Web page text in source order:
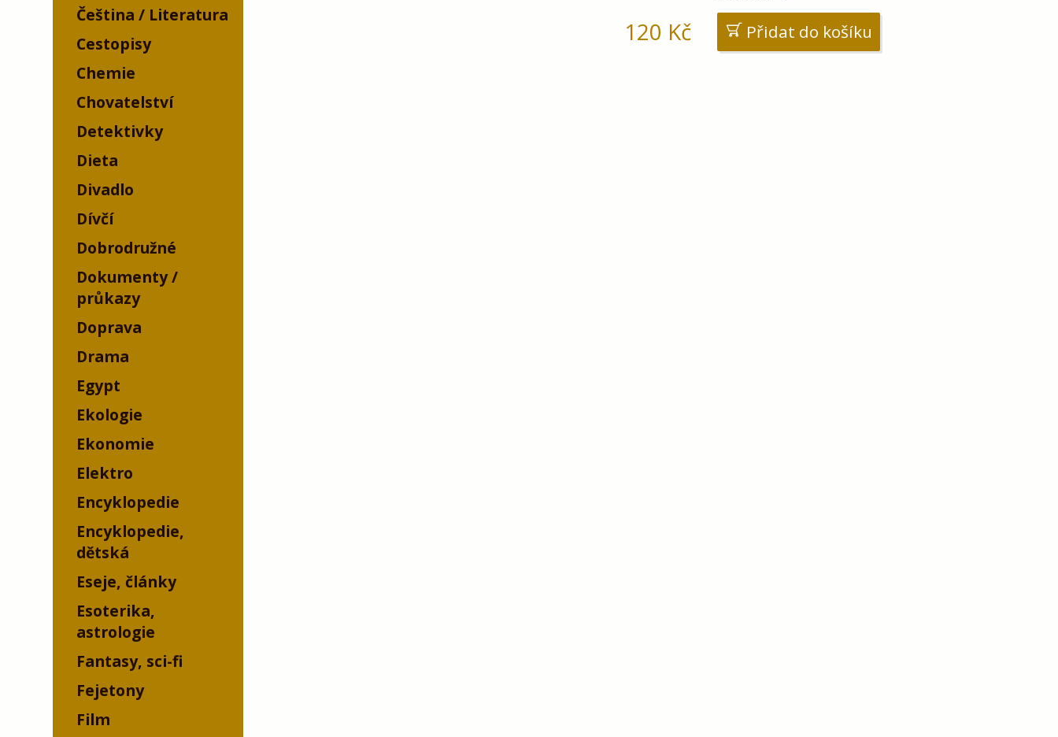
Čeština / Literatura
Cestopisy
Chemie
Chovatelství
Detektivky
Dieta
Divadlo
Dívčí
Dobrodružné
Dokumenty /
průkazy
Doprava
Drama
Egypt
Ekologie
Ekonomie
Elektro
Encyklopedie
Encyklopedie,
dětská
Eseje, články
Esoterika,
astrologie
Fantasy, sci-fi
Fejetony
Film
120 Kč Přidat do košíku